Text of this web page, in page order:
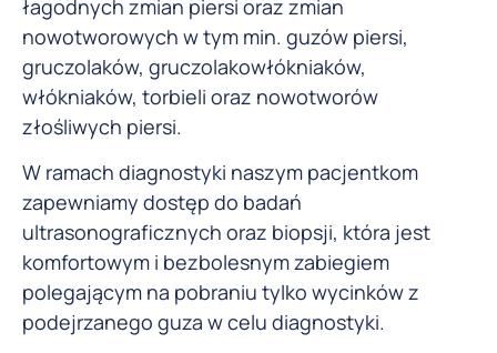
łagodnych zmian piersi oraz zmian
nowotworowych w tym min. guzów piersi,
gruczolaków, gruczolakowłókniaków,
włókniaków, torbieli oraz nowotworów
złośliwych piersi.
W ramach diagnostyki naszym pacjentkom
zapewniamy dostęp do badań
ultrasonograficznych oraz biopsji, która jest
komfortowym i bezbolesnym zabiegiem
polegającym na pobraniu tylko wycinków z
podejrzanego guza w celu diagnostyki.